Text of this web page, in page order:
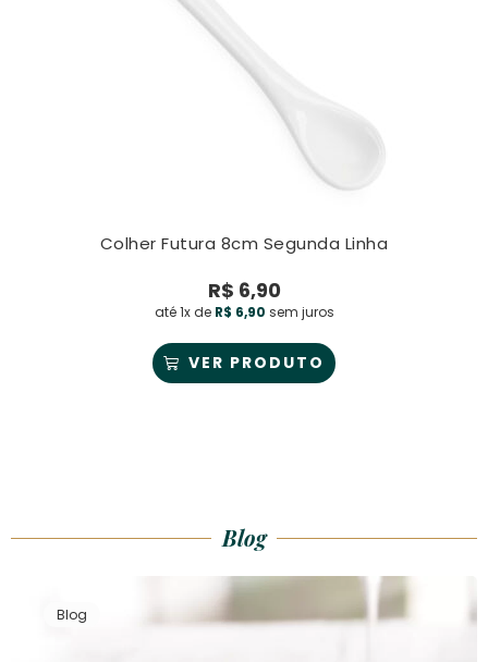
Colher Futura 8cm Segunda Linha
R$ 6,90
até 1x de R$ 6,90 sem juros
VER PRODUTO
Blog
Blog